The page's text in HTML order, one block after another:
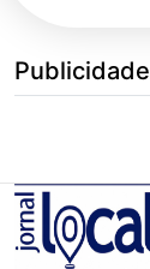
Publicidade